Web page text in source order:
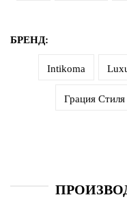
БРЕНД:
Intikoma
Грация Стиля